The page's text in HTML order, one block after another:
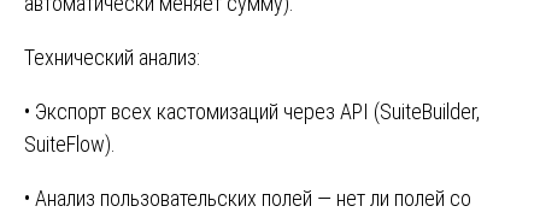
Технический анализ:
• Экспорт всех кастомизаций через API (SuiteBuilder,
SuiteFlow).
• Анализ пользовательских полей — нет ли полей со